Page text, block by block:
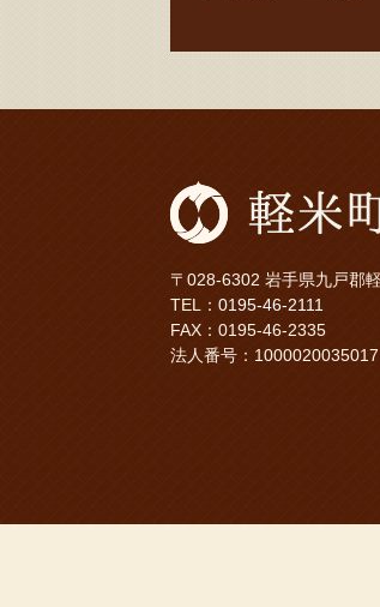
〒028-6302 岩手県九戸郡
TEL： 0195-46-2111
FAX：0195-46-2335
法人番号：1000020035017